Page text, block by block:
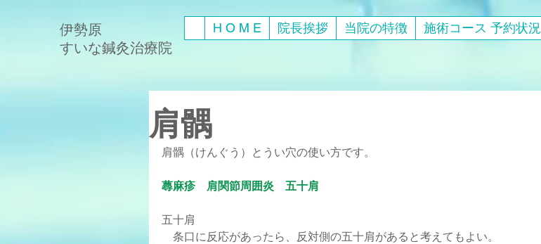
伊勢原
​すいな鍼灸治療院
H O M E 院長挨拶 当院の特徴 施術コース 予約状況
肩髃
肩髃（けんぐう）とうい穴の使い方です。
蕁麻疹　肩関節周囲炎　五十肩
五十肩
    条口に反応があったら、反対側の五十肩があると考えてもよい。